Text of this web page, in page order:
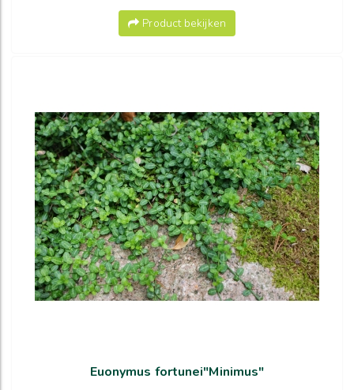
Product bekijken
Euonymus fortunei"Minimus"